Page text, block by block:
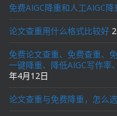
免费AIGC降重和人工AIGC降
论文查重用什么格式比较好
免费论文查重、免费查重、
一键降重、降低AIGC写作率
年4月12日
论文查重与免费降重，怎么